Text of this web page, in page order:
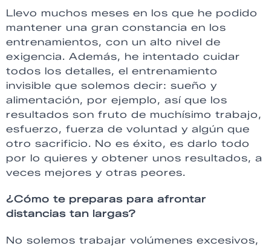
Llevo muchos meses en los que he podido
mantener una gran constancia en los
entrenamientos, con un alto nivel de
exigencia. Además, he intentado cuidar
todos los detalles, el entrenamiento
invisible que solemos decir: sueño y
alimentación, por ejemplo, así que los
resultados son fruto de muchísimo trabajo,
esfuerzo, fuerza de voluntad y algún que
otro sacrificio. No es éxito, es darlo todo
por lo quieres y obtener unos resultados, a
veces mejores y otras peores.
¿Cómo te preparas para afrontar
distancias tan largas?
No solemos trabajar volúmenes excesivos,